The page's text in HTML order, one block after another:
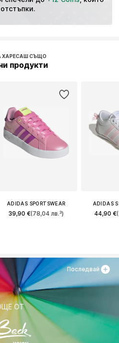
ХАРЕСАШ СЪЩО
продукти
ADIDAS SPORTSWEAR
39,90 €(78,04 лв.³)
ADIDAS
44,90 €
ОТ
Последвай